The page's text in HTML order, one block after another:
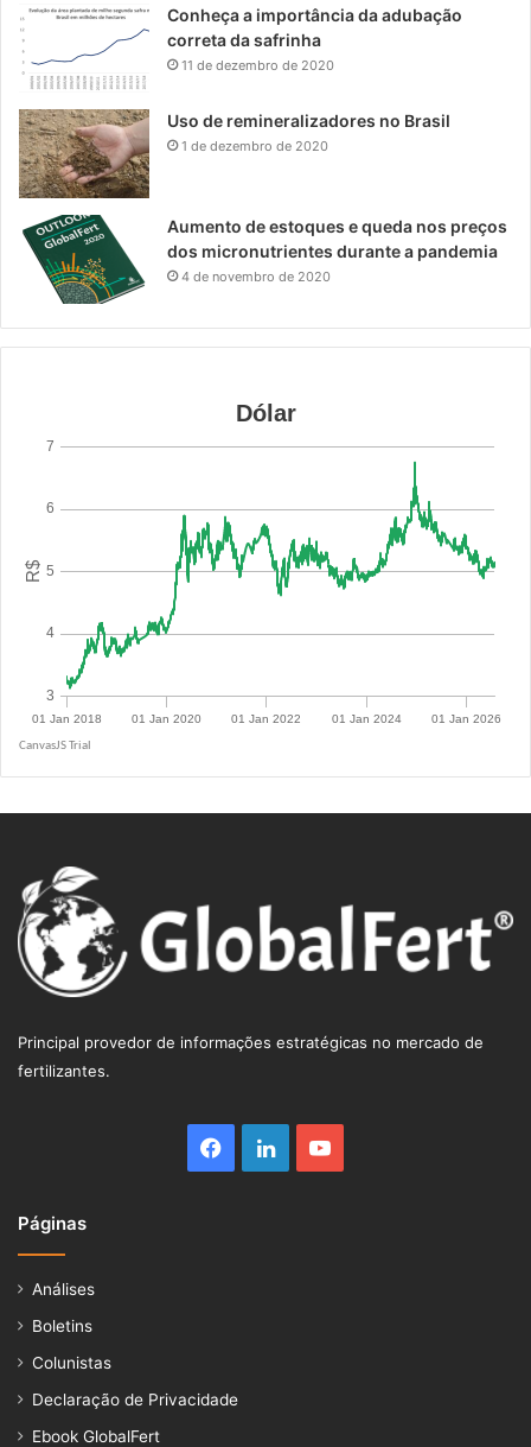
Conheça a importância da adubação
correta da safrinha
11 de dezembro de 2020
Uso de remineralizadores no Brasil
1 de dezembro de 2020
Aumento de estoques e queda nos preços
dos micronutrientes durante a pandemia
4 de novembro de 2020
Principal provedor de informações estratégicas no mercado de
fertilizantes.
Facebook
LinkedinYouTube
Páginas
Análises
Boletins
Colunistas
Declaração de Privacidade
Ebook GlobalFert